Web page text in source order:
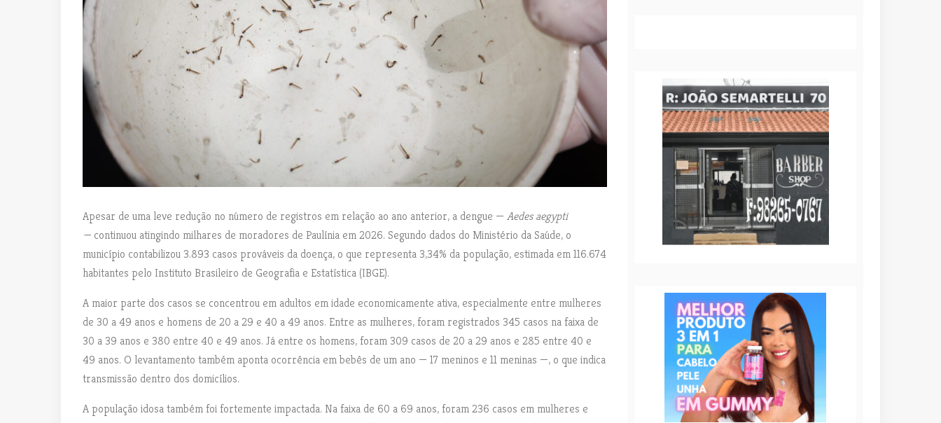
Apesar de uma leve redução no número de registros em relação ao ano anterior, a dengue — Aedes aegypti
— continuou atingindo milhares de moradores de Paulínia em 2026. Segundo dados do Ministério da Saúde, o
município contabilizou 3.893 casos prováveis da doença, o que representa 3,34% da população, estimada em 116.674
habitantes pelo Instituto Brasileiro de Geografia e Estatística (IBGE).
A maior parte dos casos se concentrou em adultos em idade economicamente ativa, especialmente entre mulheres
de 30 a 49 anos e homens de 20 a 29 e 40 a 49 anos. Entre as mulheres, foram registrados 345 casos na faixa de
30 a 39 anos e 380 entre 40 e 49 anos. Já entre os homens, foram 309 casos de 20 a 29 anos e 285 entre 40 e
49 anos. O levantamento também aponta ocorrência em bebês de um ano — 17 meninos e 11 meninas —, o que indica
transmissão dentro dos domicílios.
A população idosa também foi fortemente impactada. Na faixa de 60 a 69 anos, foram 236 casos em mulheres e